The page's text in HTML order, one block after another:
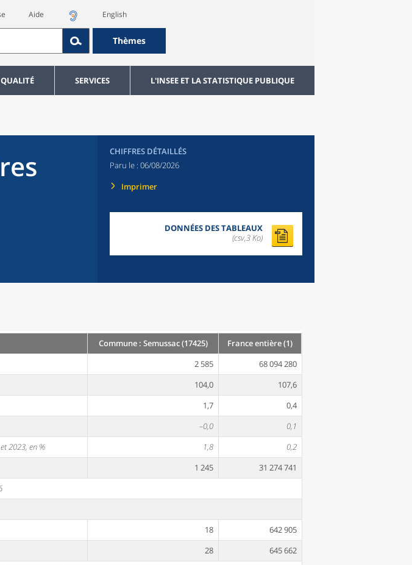
Aide English
Thèmes
SERVICES L'INSEE ET LA STATISTIQUE PUBLIQUE
CHIFFRES DÉTAILLÉS
Paru le : 06/08/2026
Imprimer
DONNÉES DES TABLEAUX
(csv,3 Ko)
Commune : Semussac (17425)
France entière (1)
2 585
68 094 280
104,0
107,6
1,7
0,4
–0,0
0,1
2023, en %
1,8
0,2
1 245
31 274 741
18
642 905
28
645 662